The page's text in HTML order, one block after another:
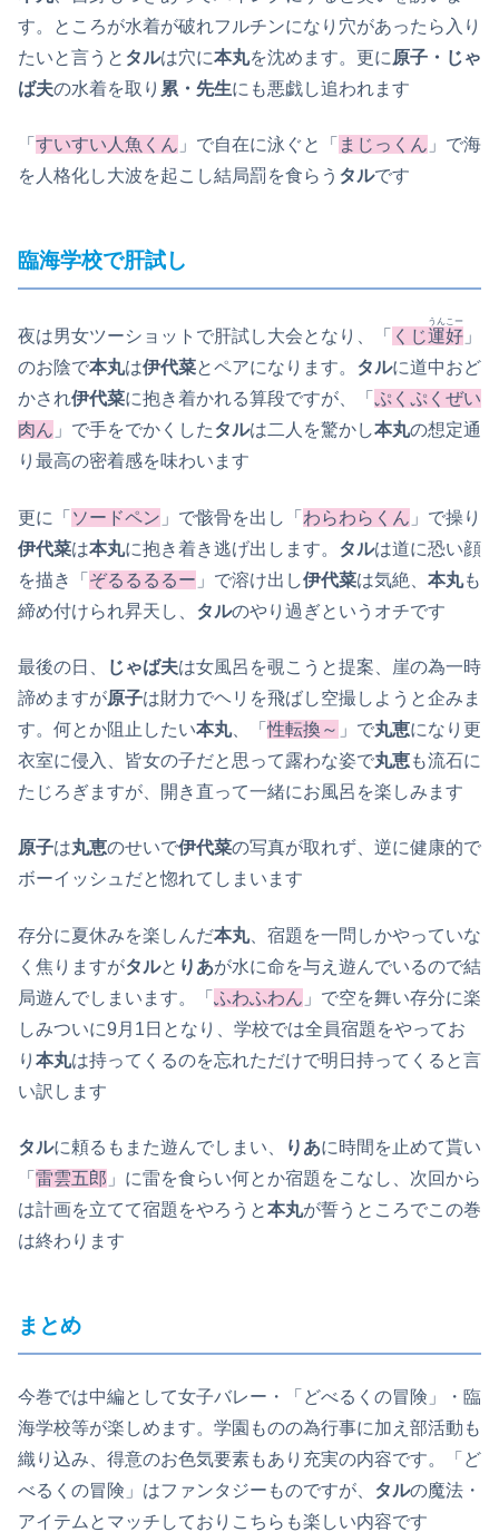
す。ところが水着が破れフルチンになり穴があったら入り
たいと言うと タルは穴に本丸を沈めます。更に 原子・じゃ
ば夫の水着を取り 累・先生にも悪戯し追われます
「 すいすい人魚くん 」で自在に泳ぐと「 まじっくん 」で海
を人格化し大波を起こし結局罰を食らう タルです
臨海学校で肝試し
夜は男女ツーショットで肝試し大会となり、「 くじ運好
うんこー
」
のお陰で本丸は伊代菜とペアになります。 タルに道中おど
かされ伊代菜に抱き着かれる算段ですが、「 ぷくぷくぜい
肉ん 」で手をでかくしたタルは二人を驚かし本丸の想定通
り最高の密着感を味わいます
更に「 ソードペン 」で骸骨を出し「 わらわらくん 」で操り
伊代菜は本丸に抱き着き逃げ出します。 タルは道に恐い顔
を描き「 ぞるるるるー 」で溶け出し伊代菜は気絶、 本丸も
締め付けられ昇天し、 タルのやり過ぎというオチです
最後の日、 じゃば夫は女風呂を覗こうと提案、崖の為一時
諦めますが原子は財力でヘリを飛ばし空撮しようと企みま
す。何とか阻止したい本丸、「性転換 ～ 」で丸恵になり更
衣室に侵入、皆女の子だと思って露わな姿で丸恵も流石に
たじろぎますが、開き直って一緒にお風呂を楽しみます
原子は丸恵のせいで伊代菜の写真が取れず、逆に健康的で
ボーイッシュだと惚れてしまいます
存分に夏休みを楽しんだ本丸、宿題を一問しかやっていな
く焦りますがタルと りあが水に命を与え遊んでいるので結
局遊んでしまいます。「 ふわふわん 」で空を舞い存分に楽
しみついに9月1日となり、学校では全員宿題をやってお
り 本丸は持ってくるのを忘れただけで明日持ってくると言
い訳します
タルに頼るもまた遊んでしまい、 りあに時間を止めて貰い
「 雷雲五郎 」に雷を食らい何とか宿題をこなし、次回から
は計画を立てて宿題をやろうと本丸が誓うところでこの巻
は終わります
まとめ
今巻では中編として女子バレー・「どべるくの冒険」・臨
海学校等が楽しめます。学園ものの為行事に加え部活動も
織り込み、得意のお色気要素もあり充実の内容です。「ど
べるくの冒険」はファンタジーものですが、 タルの魔法・
アイテムとマッチしておりこちらも楽しい内容です